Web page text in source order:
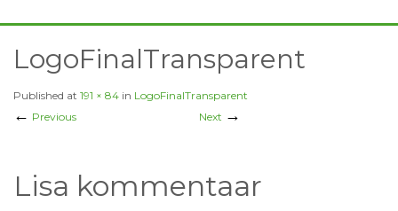
LogoFinalTransparent
Published at 191 × 84 in LogoFinalTransparent
← Previous Next →
Lisa kommentaar